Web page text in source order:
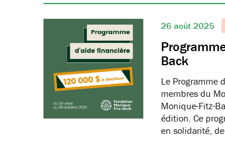
26 août 2025
Back
Le Programme
membres du
Monique-Fitz-
édition. Ce
en solidarité,